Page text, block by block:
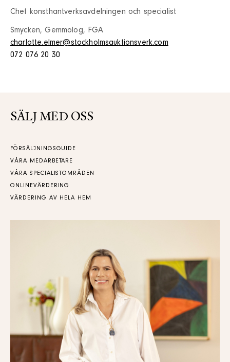
Chef konsthantverksavdelningen och specialist
Smycken, Gemmolog, FGA
charlotte.elmer@stockholmsauktionsverk.com
072 076 20 30
SÄLJ MED OSS
FÖRSÄLJNINGSGUIDE
VÅRA MEDARBETARE
VÅRA SPECIALISTOMRÅDEN
ONLINEVÄRDERING
VÄRDERING AV HELA HEM